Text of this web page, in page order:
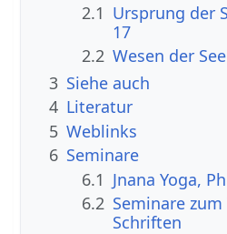
2.1 Ursprung der
17
2.2 Wesen der
3 Siehe auch
4 Literatur
5 Weblinks
6 Seminare
6.1 Jnana Yoga,
6.2 Seminare
Schriften